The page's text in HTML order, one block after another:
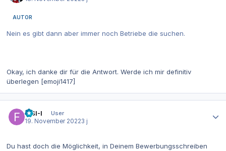
AUTOR
Nein es gibt dann aber immer noch Betriebe die suchen.
Okay, ich danke dir für die Antwort. Werde ich mir definitiv
überlegen [emoji1417]
FISI-I
User
19. November 20223 j
Du hast doch die Möglichkeit, in Deinem Bewerbungsschreiben